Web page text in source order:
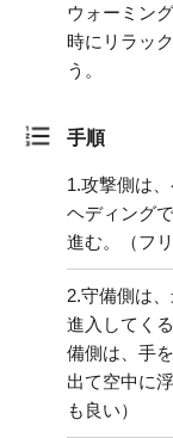
ウォーミン
時にリラッ
う。
手順
1.攻撃側は
ヘディング
進む。（フ
2.守備側は
進入してく
備側は、手
出て空中に
も良い）